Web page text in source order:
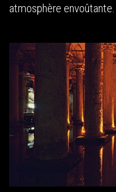
atmosphère envoûtante.